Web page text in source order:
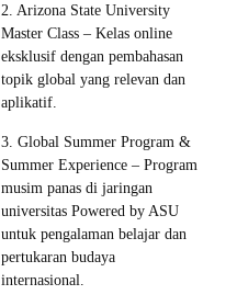
2. Arizona State University
Master Class – Kelas online
eksklusif dengan pembahasan
topik global yang relevan dan
aplikatif.
3. Global Summer Program &
Summer Experience – Program
musim panas di jaringan
universitas Powered by ASU
untuk pengalaman belajar dan
pertukaran budaya
internasional.